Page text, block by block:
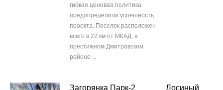
гибкая ценовая политика
предопределили успешность
проекта. Поселок расположен
всего в 22 км от МКАД, в
престижном Дмитровском
районе ...
Загорянка Парк-2
Лосиный